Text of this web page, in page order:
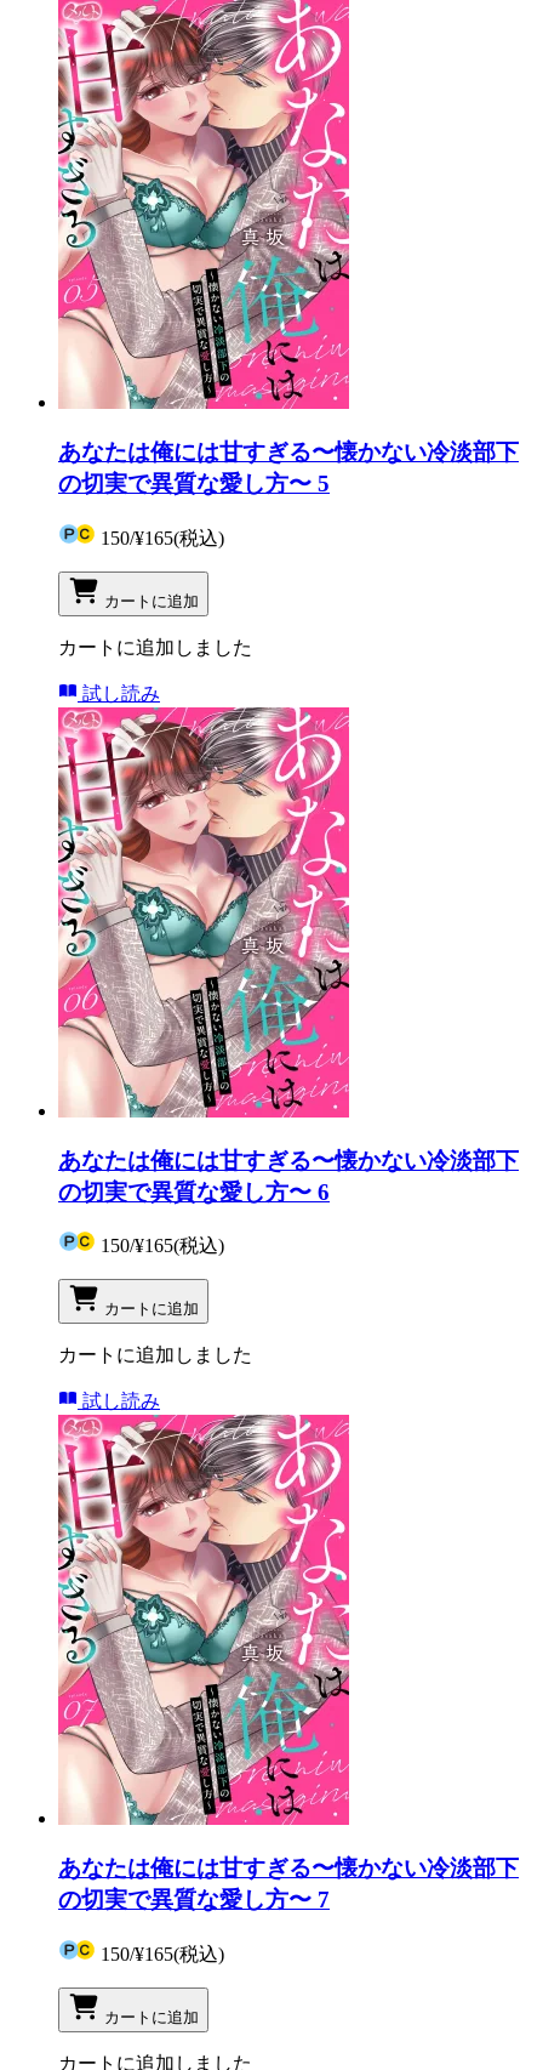
あなたは俺には甘すぎる〜懐かない冷淡部下
の切実で異質な愛し方〜 5
150/¥165(税込)
カートに追加
カートに追加しました
試し読み
あなたは俺には甘すぎる〜懐かない冷淡部下
の切実で異質な愛し方〜 6
150/¥165(税込)
カートに追加
カートに追加しました
試し読み
あなたは俺には甘すぎる〜懐かない冷淡部下
の切実で異質な愛し方〜 7
150/¥165(税込)
カートに追加
カートに追加しました